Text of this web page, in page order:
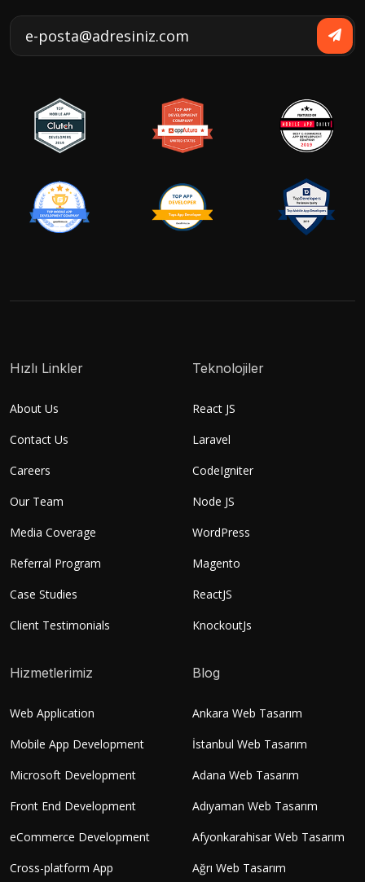
Hızlı Linkler
About Us
Contact Us
Careers
Our Team
Media Coverage
Referral Program
Case Studies
Client Testimonials
Teknolojiler
React JS
Laravel
CodeIgniter
Node JS
WordPress
Magento
ReactJS
KnockoutJs
Hizmetlerimiz
Web Application
Mobile App Development
Microsoft Development
Front End Development
eCommerce Development
Cross-platform App
Blog
Ankara Web Tasarım
İstanbul Web Tasarım
Adana Web Tasarım
Adıyaman Web Tasarım
Afyonkarahisar Web Tasarım
Ağrı Web Tasarım